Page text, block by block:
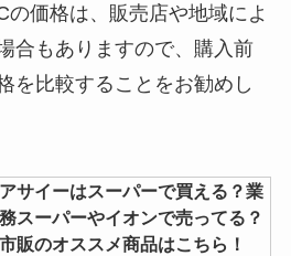
価格は、販売店や地域によ
合もありますので、購入前
を比較することをお勧めし
アサイーはスーパーで買える？業
務スーパーやイオンで売ってる？
市販のオススメ商品はこちら！